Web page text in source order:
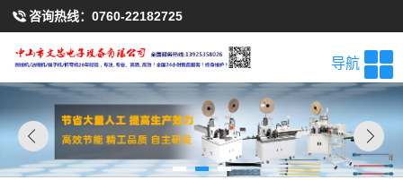
咨询热线： 0760-22182725
导航